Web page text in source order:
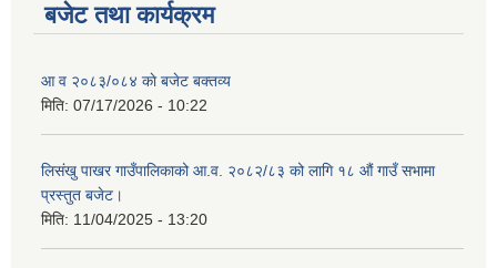
बजेट तथा कार्यक्रम
आ व २०८३/०८४ काे बजेट बक्तव्य
मिति: 07/17/2026 - 10:22
लिसंखु पाखर गाउँपालिकाको आ.व. २०८२/८३ को लागि १८ औं गाउँ सभामा
प्रस्तुत बजेट।
मिति: 11/04/2025 - 13:20